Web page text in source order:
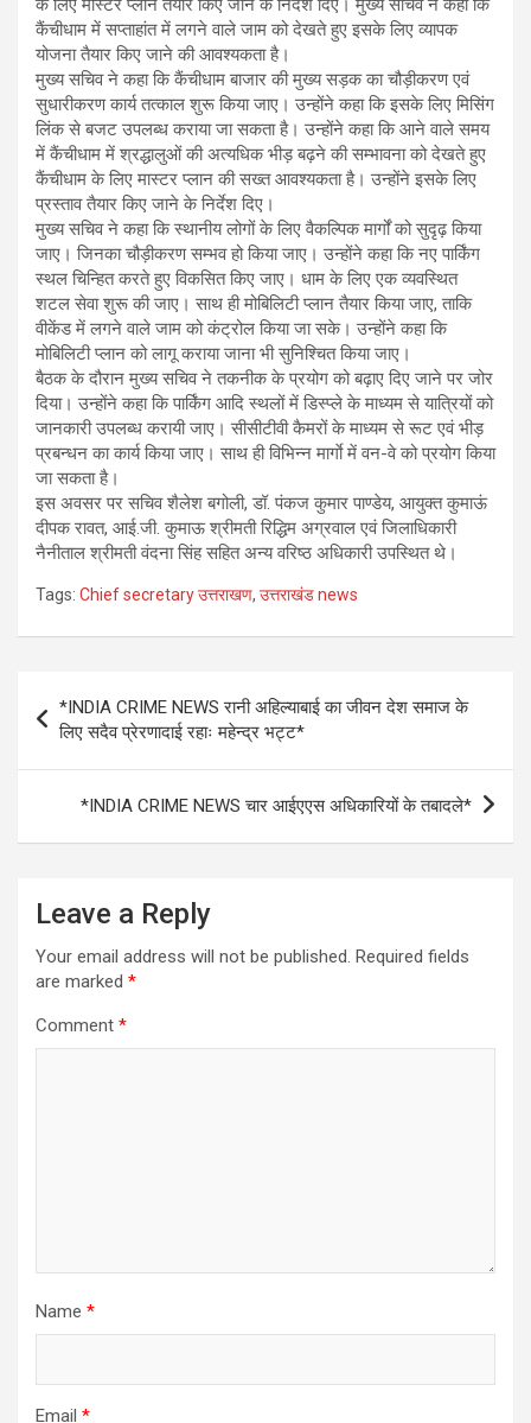
के लिए मास्टर प्लान तैयार किए जाने के निर्देश दिए। मुख्य सचिव ने कहा कि
कैंचीधाम में सप्ताहांत में लगने वाले जाम को देखते हुए इसके लिए व्यापक
योजना तैयार किए जाने की आवश्यकता है।
मुख्य सचिव ने कहा कि कैंचीधाम बाजार की मुख्य सड़क का चौड़ीकरण एवं
सुधारीकरण कार्य तत्काल शुरू किया जाए। उन्होंने कहा कि इसके लिए मिसिंग
लिंक से बजट उपलब्ध कराया जा सकता है। उन्होंने कहा कि आने वाले समय
में कैंचीधाम में श्रद्धालुओं की अत्यधिक भीड़ बढ़ने की सम्भावना को देखते हुए
कैंचीधाम के लिए मास्टर प्लान की सख्त आवश्यकता है। उन्होंने इसके लिए
प्रस्ताव तैयार किए जाने के निर्देश दिए।
मुख्य सचिव ने कहा कि स्थानीय लोगों के लिए वैकल्पिक मार्गों को सुदृढ़ किया
जाए। जिनका चौड़ीकरण सम्भव हो किया जाए। उन्होंने कहा कि नए पार्किंग
स्थल चिन्हित करते हुए विकसित किए जाए। धाम के लिए एक व्यवस्थित
शटल सेवा शुरू की जाए। साथ ही मोबिलिटी प्लान तैयार किया जाए, ताकि
वीकेंड में लगने वाले जाम को कंट्रोल किया जा सके। उन्होंने कहा कि
मोबिलिटी प्लान को लागू कराया जाना भी सुनिश्चित किया जाए।
बैठक के दौरान मुख्य सचिव ने तकनीक के प्रयोग को बढ़ाए दिए जाने पर जोर
दिया। उन्होंने कहा कि पार्किंग आदि स्थलों में डिस्प्ले के माध्यम से यात्रियों को
जानकारी उपलब्ध करायी जाए। सीसीटीवी कैमरों के माध्यम से रूट एवं भीड़
प्रबन्धन का कार्य किया जाए। साथ ही विभिन्न मार्गाे में वन-वे को प्रयोग किया
जा सकता है।
इस अवसर पर सचिव शैलेश बगोली, डॉ. पंकज कुमार पाण्डेय, आयुक्त कुमाऊं
दीपक रावत, आई.जी. कुमाऊ श्रीमती रिद्धिम अग्रवाल एवं जिलाधिकारी
नैनीताल श्रीमती वंदना सिंह सहित अन्य वरिष्ठ अधिकारी उपस्थित थे।
Tags: Chief secretary उत्तराखण, उत्तराखंड news
navigation
*INDIA CRIME NEWS रानी अहिल्याबाई का जीवन देश समाज के
लिए सदैव प्रेरणादाई रहाः महेन्द्र भट्ट*
*INDIA CRIME NEWS चार आईएएस अधिकारियों के तबादले*
Leave a Reply
Your email address will not be published. Required fields
are marked *
Comment *
Name *
Email *